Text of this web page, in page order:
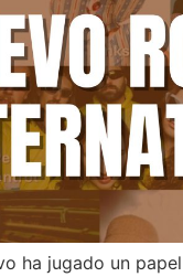
ha jugado un